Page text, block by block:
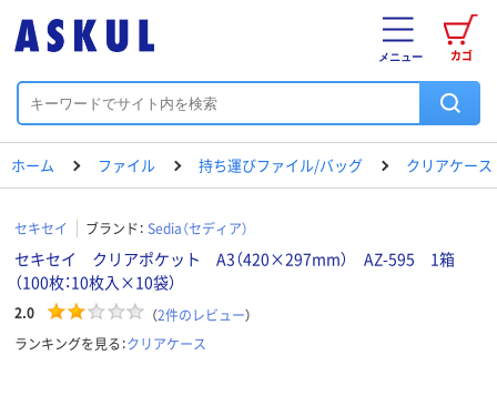
カゴ
メニュー
ホーム ファイル 持ち運びファイル/バッグ クリアケース
セキセイ ブランド： Sedia（セディア）
セキセイ クリアポケット A3（420×297mm） AZ-595 1箱
（100枚：10枚入×10袋）
2.0 （2件のレビュー）
ランキングを見る：クリアケース